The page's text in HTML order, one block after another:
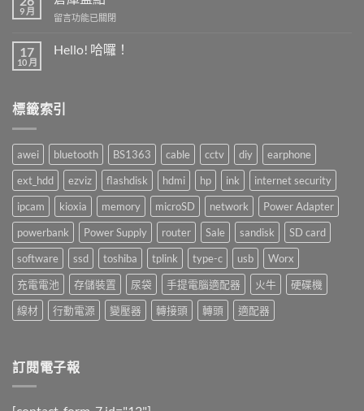
9 月
在
庫
留言功能已關閉
17
10 月
Hello! 哈囉！
中
標籤索引
awei bluetooth BS1363 cable cctv diy
earphone
ext_hdd
ezviz flashdisk hdmi hp ink
internet security
ipcam
kioxia memory microSD network
Power Adapter
powerbank
Power Supply router Sale sandisk
SD card
software
ssd toshiba tplink type-c usb
Worx
充電電池
存儲裝置 尿袋 手提電腦適配器 火牛
硬碟機
線材
行動電源 變壓器 轉接頭 轉頭 適配器
訂閱電子報